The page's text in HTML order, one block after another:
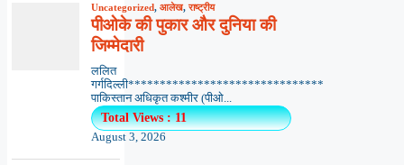
Uncategorized, आलेख,राष्ट्रीय
पीओके की पुकार और दुनिया की
जिम्मेदारी
ललित
गर्गदिल्ली*******************************
पाकिस्तान अधिकृत कश्मीर (पीओ...
Total Views : 11
August 3, 2026